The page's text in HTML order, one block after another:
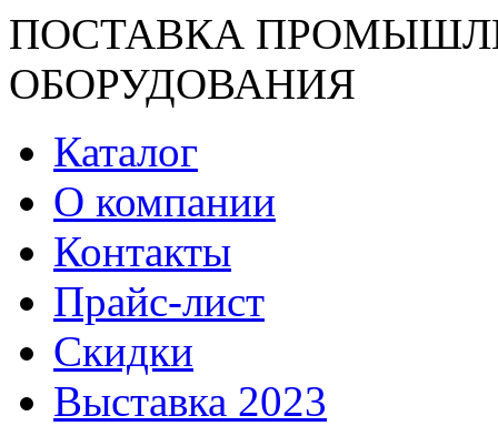
ПОСТАВКА
ОБОРУДОВАНИЯ
Каталог
О компании
Контакты
Прайс-лист
Скидки
Выставка 2023